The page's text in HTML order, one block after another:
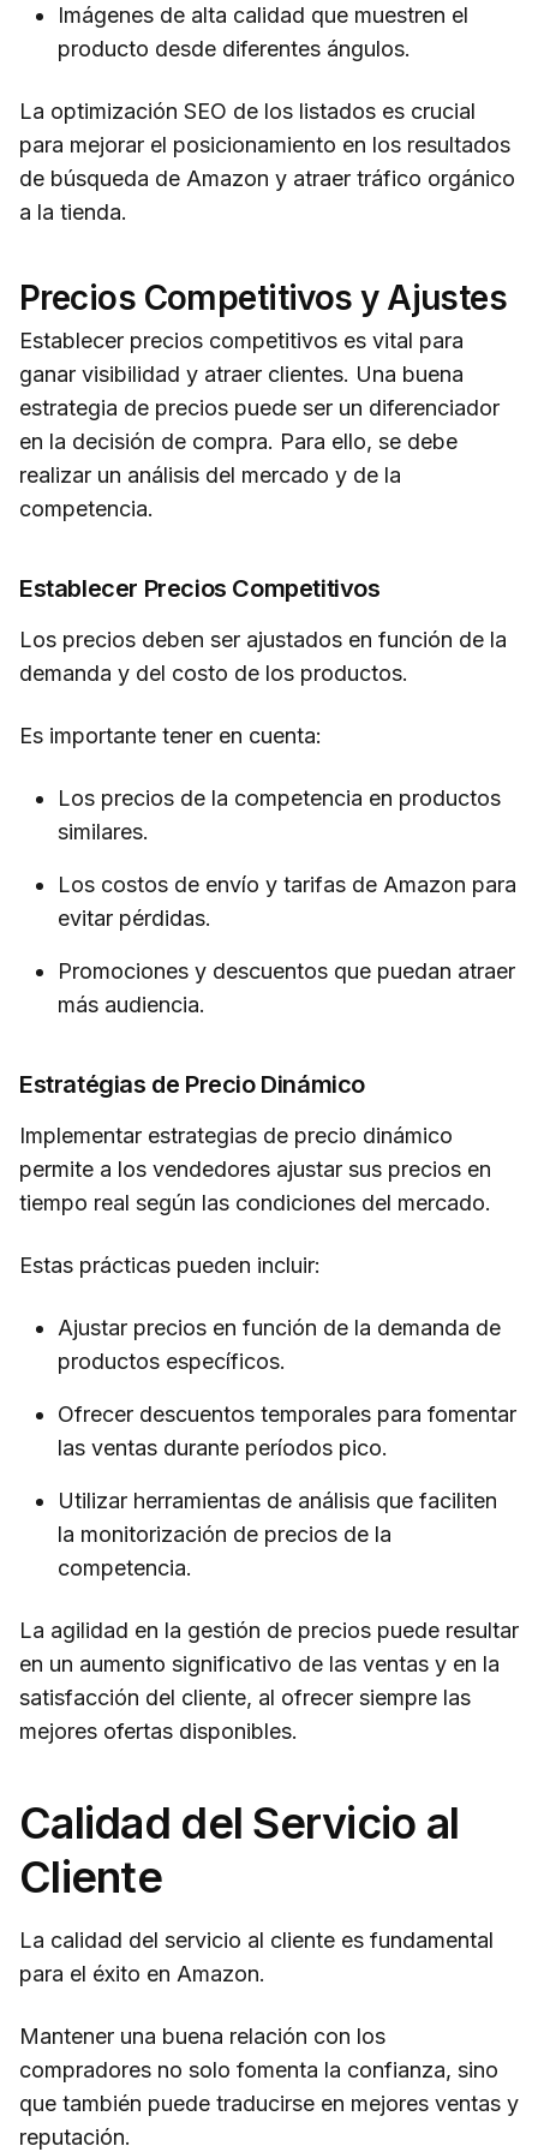
Imágenes de alta calidad que muestren el
producto desde diferentes ángulos.
La optimización SEO de los listados es crucial
para mejorar el posicionamiento en los resultados
de búsqueda de Amazon y atraer tráfico orgánico
a la tienda.
Precios Competitivos y Ajustes
Establecer precios competitivos es vital para
ganar visibilidad y atraer clientes. Una buena
estrategia de precios puede ser un diferenciador
en la decisión de compra. Para ello, se debe
realizar un análisis del mercado y de la
competencia.
Establecer Precios Competitivos
Los precios deben ser ajustados en función de la
demanda y del costo de los productos.
Es importante tener en cuenta:
Los precios de la competencia en productos
similares.
Los costos de envío y tarifas de Amazon para
evitar pérdidas.
Promociones y descuentos que puedan atraer
más audiencia.
Estratégias de Precio Dinámico
Implementar estrategias de precio dinámico
permite a los vendedores ajustar sus precios en
tiempo real según las condiciones del mercado.
Estas prácticas pueden incluir:
Ajustar precios en función de la demanda de
productos específicos.
Ofrecer descuentos temporales para fomentar
las ventas durante períodos pico.
Utilizar herramientas de análisis que faciliten
la monitorización de precios de la
competencia.
La agilidad en la gestión de precios puede resultar
en un aumento significativo de las ventas y en la
satisfacción del cliente, al ofrecer siempre las
mejores ofertas disponibles.
Calidad del Servicio al
Cliente
La calidad del servicio al cliente es fundamental
para el éxito en Amazon.
Mantener una buena relación con los
compradores no solo fomenta la confianza, sino
que también puede traducirse en mejores ventas y
reputación.